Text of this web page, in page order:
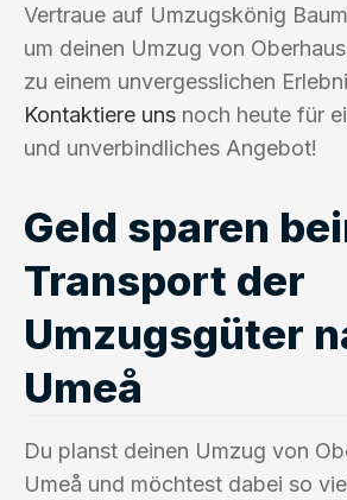
Vertraue auf Umzugskönig
um deinen Umzug von
zu einem unvergesslichen
Kontaktiere uns noch heute für
und unverbindliches Angebot!
Geld sparen
Transport der
Umzugsgüter
Umeå
Du planst deinen Umzug von
Umeå und möchtest dabei so